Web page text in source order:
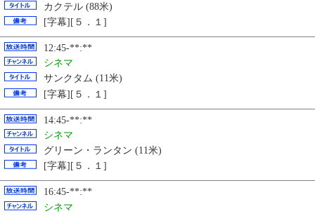
カクテル (88米)
[字幕][５．１]
12:45-**:**
シネマ
サンクタム (11米)
[字幕][５．１]
14:45-**:**
シネマ
グリーン・ランタン (11米)
[字幕][５．１]
16:45-**:**
シネマ